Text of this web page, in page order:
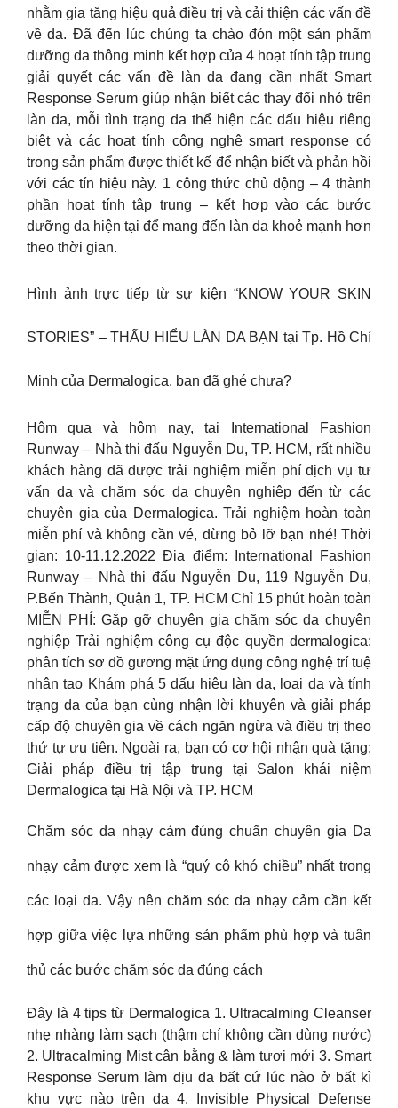
nhằm gia tăng hiệu quả điều trị và cải thiện các vấn đề
về da. Đã đến lúc chúng ta chào đón một sản phẩm
dưỡng da thông minh kết hợp của 4 hoạt tính tập trung
giải quyết các vấn đề làn da đang cần nhất Smart
Response Serum giúp nhận biết các thay đổi nhỏ trên
làn da, mỗi tình trạng da thể hiện các dấu hiệu riêng
biệt và các hoạt tính công nghệ smart response có
trong sản phẩm được thiết kế để nhận biết và phản hồi
với các tín hiệu này. 1 công thức chủ động – 4 thành
phần hoạt tính tập trung – kết hợp vào các bước
dưỡng da hiện tại để mang đến làn da khoẻ mạnh hơn
theo thời gian.
Hình ảnh trực tiếp từ sự kiện “KNOW YOUR SKIN
STORIES” – THẤU HIỂU LÀN DA BẠN tại Tp. Hồ Chí
Minh của Dermalogica, bạn đã ghé chưa?
Hôm qua và hôm nay, tại International Fashion
Runway – Nhà thi đấu Nguyễn Du, TP. HCM, rất nhiều
khách hàng đã được trải nghiệm miễn phí dịch vụ tư
vấn da và chăm sóc da chuyên nghiệp đến từ các
chuyên gia của Dermalogica. Trải nghiệm hoàn toàn
miễn phí và không cần vé, đừng bỏ lỡ bạn nhé! Thời
gian: 10-11.12.2022 Địa điểm: International Fashion
Runway – Nhà thi đấu Nguyễn Du, 119 Nguyễn Du,
P.Bến Thành, Quận 1, TP. HCM Chỉ 15 phút hoàn toàn
MIỄN PHÍ: Gặp gỡ chuyên gia chăm sóc da chuyên
nghiệp Trải nghiệm công cụ độc quyền dermalogica:
phân tích sơ đồ gương mặt ứng dụng công nghệ trí tuệ
nhân tạo Khám phá 5 dấu hiệu làn da, loại da và tính
trạng da của bạn cùng nhận lời khuyên và giải pháp
cấp độ chuyên gia về cách ngăn ngừa và điều trị theo
thứ tự ưu tiên. Ngoài ra, bạn có cơ hội nhận quà tặng:
Giải pháp điều trị tập trung tại Salon khái niệm
Dermalogica tại Hà Nội và TP. HCM
Chăm sóc da nhạy cảm đúng chuẩn chuyên gia Da
nhạy cảm được xem là “quý cô khó chiều” nhất trong
các loại da. Vậy nên chăm sóc da nhạy cảm cần kết
hợp giữa việc lựa những sản phẩm phù hợp và tuân
thủ các bước chăm sóc da đúng cách
Đây là 4 tips từ Dermalogica 1. Ultracalming Cleanser
nhẹ nhàng làm sạch (thậm chí không cần dùng nước)
2. Ultracalming Mist cân bằng & làm tươi mới 3. Smart
Response Serum làm dịu da bất cứ lúc nào ở bất kì
khu vực nào trên da 4. Invisible Physical Defense